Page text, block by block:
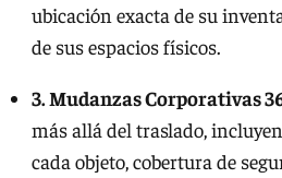
ubicación exacta de su
de sus espacios físicos.
3. Mudanzas Corporativas
más allá del traslado,
cada objeto, cobertura de